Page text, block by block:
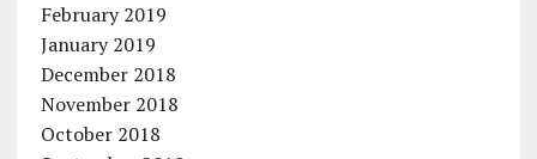
February 2019
January 2019
December 2018
November 2018
October 2018